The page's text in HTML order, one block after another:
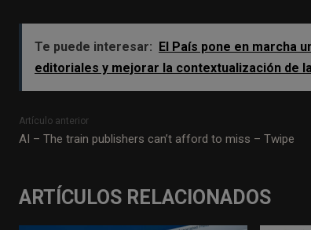
Te puede interesar: El País pone en marcha
editoriales y mejorar la contextualización de
Artículo anterior
AI – The train publishers can’t afford to miss – Twipe
ARTÍCULOS RELACIONADOS